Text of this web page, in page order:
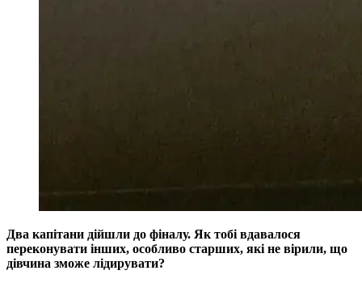
Два капітани дійшли до фіналу. Як тобі вдавалося
переконувати інших, особливо старших, які не вірили, що
дівчина зможе лідирувати?